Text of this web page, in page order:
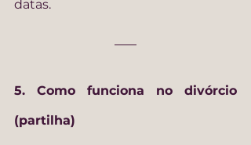
datas.
5. Como funciona no divórcio
(partilha)